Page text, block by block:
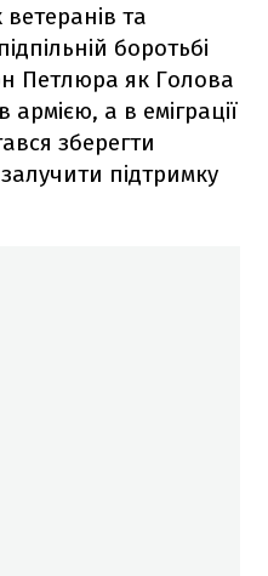
та
боротьбі
Петлюра як Голова
армією, а в еміграції
зберегти
підтримку